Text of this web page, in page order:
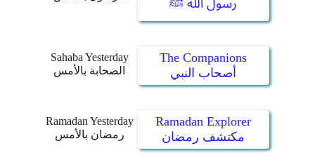
رسول الله ﷺ
Sahaba Yesterday
الصحابة بالأمس
The Companions
أصحاب النبي
Ramadan Yesterday
رمضان بالأمس
Ramadan Explorer
مكتشف رمضان